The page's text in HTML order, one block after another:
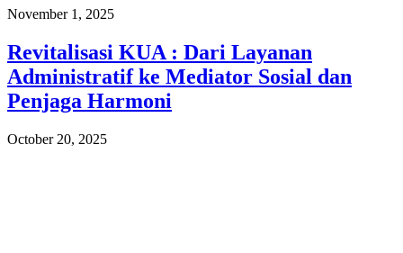
November 1, 2025
Revitalisasi KUA : Dari Layanan
Administratif ke Mediator Sosial dan
Penjaga Harmoni
October 20, 2025